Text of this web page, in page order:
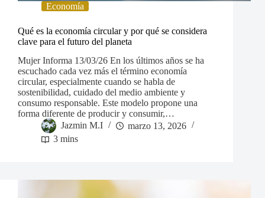
Economía
Qué es la economía circular y por qué se considera
clave para el futuro del planeta
Mujer Informa 13/03/26 En los últimos años se ha
escuchado cada vez más el término economía
circular, especialmente cuando se habla de
sostenibilidad, cuidado del medio ambiente y
consumo responsable. Este modelo propone una
forma diferente de producir y consumir,…
Jazmin M.I
marzo 13, 2026
3 mins